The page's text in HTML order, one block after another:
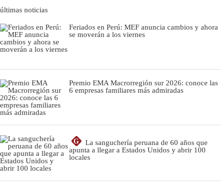
últimas noticias
Feriados en Perú: MEF anuncia cambios y ahora
se moverán a los viernes
Premio EMA Macrorregión sur 2026: conoce las
6 empresas familiares más admiradas
G
La sanguchería peruana de 60 años que
apunta a llegar a Estados Unidos y abrir 100
locales